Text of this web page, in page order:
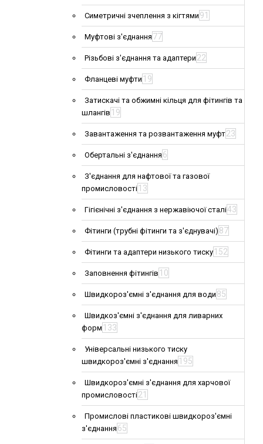
Симетричні зчеплення з кігтями 91
Муфтові з'єднання 77
Різьбові з'єднання та адаптери 22
Фланцеві муфти 19
Затискачі та обжимні кільця для фітингів та
шлангів 19
Завантаження та розвантаження муфт23
Обертальні з'єднання 6
З'єднання для нафтової та газової
промисловості 13
Гігієнічні з'єднання з нержавіючої сталі43
Фітинги (трубні фітинги та з'єднувачі) 87
Фітинги та адаптери низького тиску 152
Заповнення фітингів 10
Швидкороз'ємні з'єднання для води 85
Швидкоз'ємні з'єднання для ливарних
форм 133
Універсальні низького тиску
швидкороз'ємні з'єднання 195
Швидкороз'ємні з'єднання для харчової
промисловості21
Промислові пластикові швидкороз'ємні
з'єднання 65